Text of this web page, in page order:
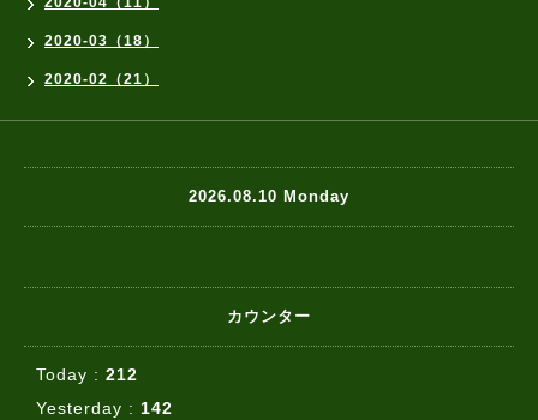
2020-03（18）
2020-02（21）
2026.08.10 Monday
カウンター
Today : 212
Yesterday : 142